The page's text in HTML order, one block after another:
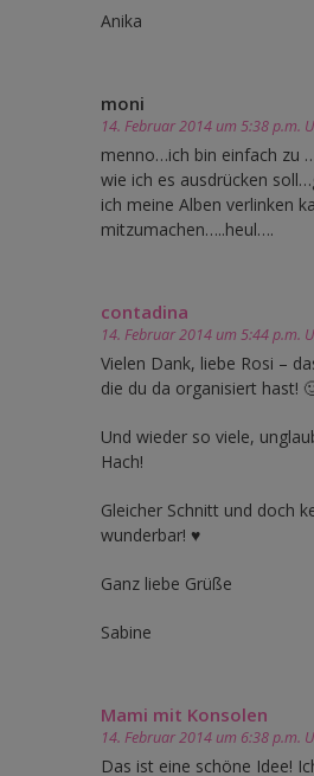
Anika
moni
14. Februar 2014 um 5:38 p.m.
menno…ich bin einfach zu
wie ich es ausdrücken
ich meine Alben verlinken
mitzumachen…..heul….
contadina
14. Februar 2014 um 5:44 p.m.
Vielen Dank, liebe Rosi –
die du da organisiert hast!
Und wieder so viele,
Hach!
Gleicher Schnitt und doch
wunderbar! ♥
Ganz liebe Grüße
Sabine
Mami mit Konsolen
14. Februar 2014 um 6:38 p.m.
Das ist eine schöne Idee!